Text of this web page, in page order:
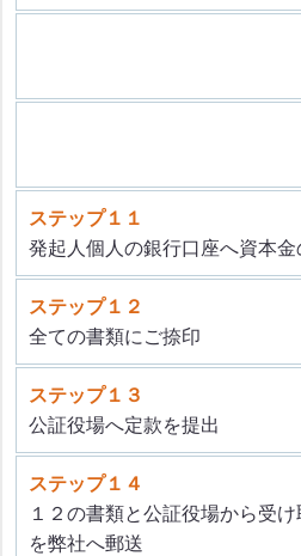
ステップ１１
発起人個人の銀行口座へ資本金
ステップ１２
全ての書類にご捺印
ステップ１３
公証役場へ定款を提出
ステップ１４
１２の書類と公証役場から受
を弊社へ郵送